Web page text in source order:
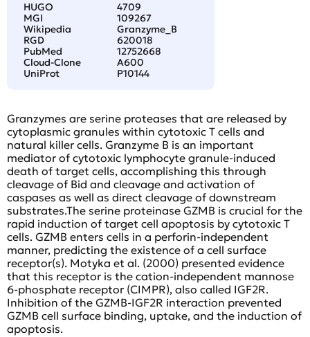
HUGO
4709
MGI
109267
Wikipedia
Granzyme_B
RGD
620018
PubMed
12752668
Cloud-Clone
A600
UniProt
P10144
Granzymes are serine proteases that are released by
cytoplasmic granules within cytotoxic T cells and
natural killer cells. Granzyme B is an important
mediator of cytotoxic lymphocyte granule-induced
death of target cells, accomplishing this through
cleavage of Bid and cleavage and activation of
caspases as well as direct cleavage of downstream
substrates.The serine proteinase GZMB is crucial for the
rapid induction of target cell apoptosis by cytotoxic T
cells. GZMB enters cells in a perforin-independent
manner, predicting the existence of a cell surface
receptor(s). Motyka et al. (2000) presented evidence
that this receptor is the cation-independent mannose
6-phosphate receptor (CIMPR), also called IGF2R.
Inhibition of the GZMB-IGF2R interaction prevented
GZMB cell surface binding, uptake, and the induction of
apoptosis.